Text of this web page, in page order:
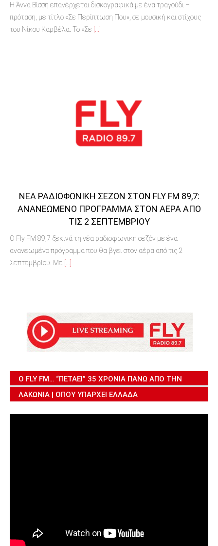
Η Άννα Βίσση επανέρχεται δισκογραφικά με ένα τραγούδι –
πρόταση, με τίτλο «Σε Περίπτωση Που», σε μουσική και στίχους
του Νίκου Καρβέλα. Το «Σε
ΝΈΑ ΡΑΔΙΟΦΩΝΙΚΉ ΣΕΖΌΝ ΣΤΟΝ FLY FM 89,7:
ΑΝΑΝΕΩΜΈΝΟ ΠΡΌΓΡΑΜΜΑ ΣΤΟΝ ΑΈΡΑ ΑΠΌ
ΤΙΣ 2 ΣΕΠΤΕΜΒΡΊΟΥ
Ο Fly FM 89,7 ξεκινά τη νέα ραδιοφωνική σεζόν με ένα
ανανεωμένο πρόγραμμα που θα βγει στον αέρα από τις 2
Σεπτεμβρίου. Με [...]
Ο FLY FM… “ΠΕΤΆΕΙ” 35 ΧΡΌΝΙΑ ΠΆΝΩ ΑΠΌ ΤΗΝ
ΛΑΚΩΝΊΑ | ΌΠΟΥ ΥΠΆΡΧΕΙ ΕΛΛΆΔΑ